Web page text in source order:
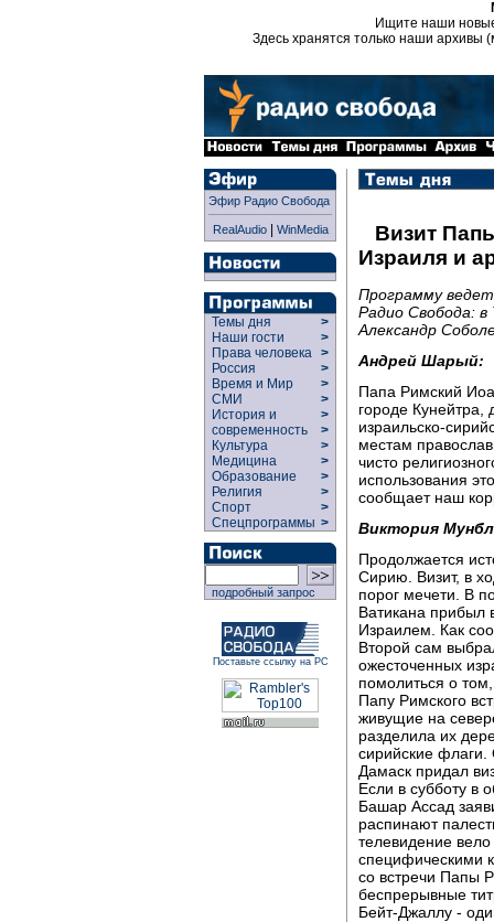
Ищите наши
Здесь хранятся только наши архивы
Эфир Радио Свобода
RealAudio| WinMedia
Темы дня
>
Наши гости
>
Права человека >
Россия
>
Время и Мир
>
СМИ
>
История и
современность
>
>
Культура
>
Медицина
>
Образование
>
Религия
>
Спорт
>
Спецпрограммы >
подробный запрос
Поставьте ссылку на РС
Визит
Израиля и
Программу
Радио Свобода:
Александр
Андрей Шарый:
Папа Римский
городе
израильско-
местам
чисто
использования
сообщает наш
Виктория
Продолжается
Сирию. Визит, в
порог мечети. В
Ватикана прибыл
Израилем. Как
Второй сам
ожесточенных
помолиться о
Папу Римского
живущие на
разделила их
сирийские флаги.
Дамаск придал
Если в субботу в
Башар Ассад
распинают
телевидение
специфическими
со встречи Папы
беспрерывные
Бейт-Джаллу -